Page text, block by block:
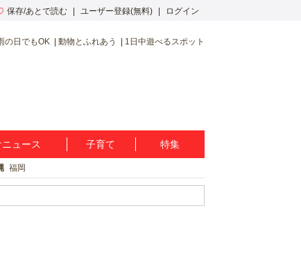
保存/あとで読む ユーザー登録(無料) ログイン
の日でもOK 動物とふれあう 1日中遊べるスポット
ュース 子育て 特集
福岡